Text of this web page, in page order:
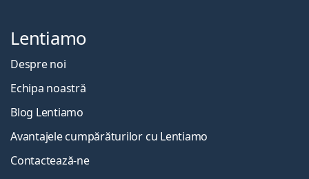
Lentiamo
Despre noi
Echipa noastră
Blog Lentiamo
Avantajele cumpărăturilor cu Lentiamo
Contactează-ne